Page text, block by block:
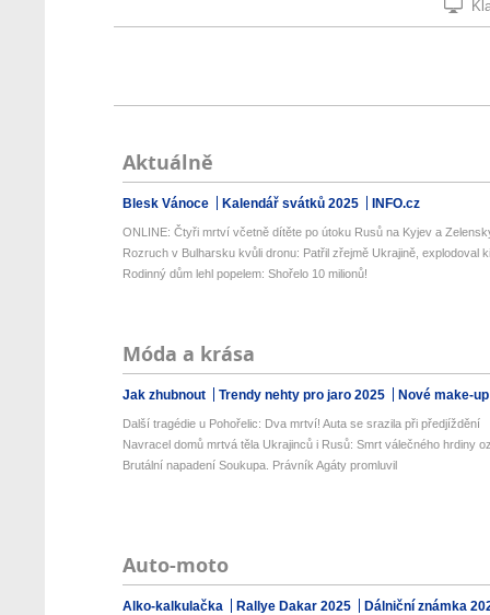
Aktuálně
Blesk Vánoce Kalendář svátků 2025 INFO.cz
ONLINE: Čtyři mrtví včetně dítěte po útoku Rusů na Kyjev a
Rozruch v Bulharsku kvůli dronu: Patřil zřejmě Ukrajině, explodoval
Rodinný dům lehl popelem: Shořelo 10 milionů!
Móda a krása
Jak zhubnout Trendy nehty pro jaro 2025 Nové make-
Další tragédie u Pohořelic: Dva mrtví! Auta se srazila při předjíždění
Navracel domů mrtvá těla Ukrajinců i Rusů: Smrt válečného hrdiny
Brutální napadení Soukupa. Právník Agáty promluvil
Auto-moto
Alko-kalkulačka Rallye Dakar 2025 Dálniční známka